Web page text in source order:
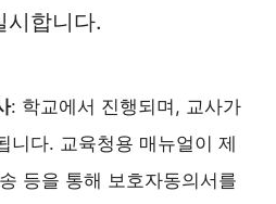
시합니다.
: 학교에서 진행되며, 교사가
니다. 교육청용 매뉴얼이 제
등을 통해 보호자동의서를